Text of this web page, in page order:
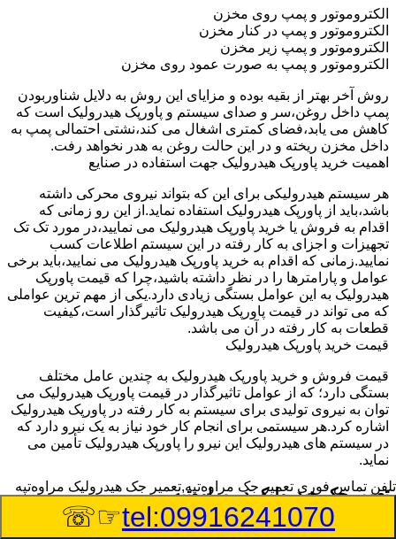
الکتروموتور و پمپ روی مخزن
الکتروموتور و پمپ در کنار مخزن
الکتروموتور و پمپ زیر مخزن
الکتروموتور و پمپ به صورت عمود روی مخزن
روش آخر بهتر از بقیه بوده و مزایای این روش به دلایل شناوربودن
پمپ داخل روغن،سر و صدای سیستم و پاورپک هیدرولیک است که
کاهش می یابد،فضای کمتری اشغال می کند،نشتی احتمالی پمپ به
داخل مخزن ریخته و در این حالت روغن به هدر نخواهد رفت.
اهمیت خرید پاورپک هیدرولیک جهت استفاده در صنایع
هر سیستم هیدرولیکی برای این که بتواند نیروی محرکی داشته
باشد،باید از پاورپک هیدرولیک استفاده نماید.از این رو زمانی که
اقدام به فروش یا خرید پاورپک هیدرولیک می نمایید،در مورد تک تک
تجهیزات و اجزای به کار رفته در این سیستم اطلاعات کسب
نمایید.زمانی که اقدام به خرید پاورپک هیدرولیک می نمایید،باید برخی
عوامل و پارامترها را در نظر داشته باشید،چرا که قیمت پاورپک
هیدرولیک به این عوامل بستگی زیادی دارد.یکی از مهم ترین عواملی
که می تواند در قیمت پاورپک هیدرولیک تاثیرگذار است،کیفیت
قطعات به کار رفته در آن می باشد.
قیمت خرید پاورپک هیدرولیک
قیمت فروش و خرید پاورپک هیدرولیک به چندین عامل مختلف
بستگی دارد؛ که از عوامل تاثیرگذار در قیمت پاورپک هیدرولیک می
توان به نیروی تولیدی برای سیستم به کار رفته در پاورپک هیدرولیک
اشاره کرد.هر سیستمی برای انجام کار خود نیاز به یک نیرو دارد که
در سیستم های هیدرولیک این نیرو را پاورپک هیدرولیک تأمین می
نماید.
تعمیر جک هیدرولیک در مراوه‌تپه
وسیله‎ای که با عملکرد خود موجب بلند شدن اهرم و یا وزن سنگین
تلفن تماس فوری تعمیر جک مراوه‌تپه,تعمیر جک هیدرولیک مراوه‌تپه
tel:09916241070
☞☏